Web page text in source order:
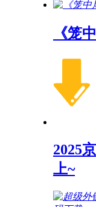
《笼
2025
上~